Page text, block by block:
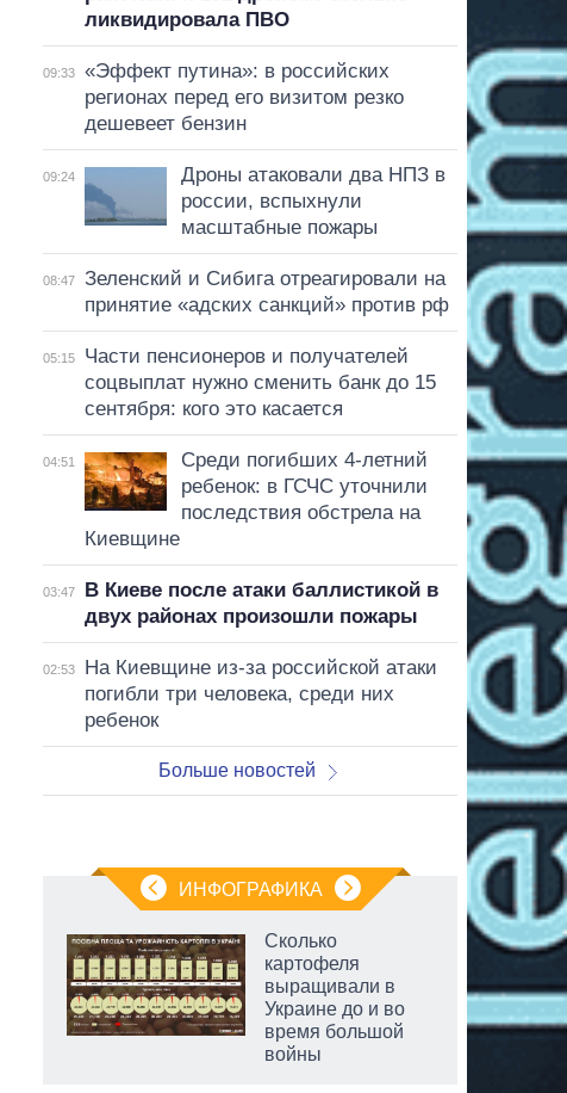
ликвидировала ПВО
09:33
«Эффект путина»: в российских
регионах перед его визитом резко
дешевеет бензин
09:24
Дроны атаковали два НПЗ в
россии, вспыхнули
масштабные пожары
08:47
Зеленский и Сибига отреагировали на
принятие «адских санкций» против рф
05:15
Части пенсионеров и получателей
соцвыплат нужно сменить банк до 15
сентября: кого это касается
04:51
Среди погибших 4-летний
ребенок: в ГСЧС уточнили
последствия обстрела на
Киевщине
03:47
В Киеве после атаки баллистикой в
двух районах произошли пожары
02:53
На Киевщине из-за российской атаки
погибли три человека, среди них
ребенок
Больше новостей
ИНФОГРАФИКА
Сколько
картофеля
выращивали в
Украине до и во
время большой
войны